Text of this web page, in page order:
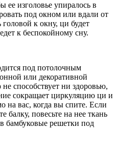
ее изголовье упиралось в
под окном или вдали от
к окну, ци будет
к беспокойному сну.
под потолочным
или декоративной
способствует ни здоровью,
сокращает циркуляцию ци и
на вас, когда вы спите. Если
балку, повесьте на нее ткань
бамбуковые решетки под